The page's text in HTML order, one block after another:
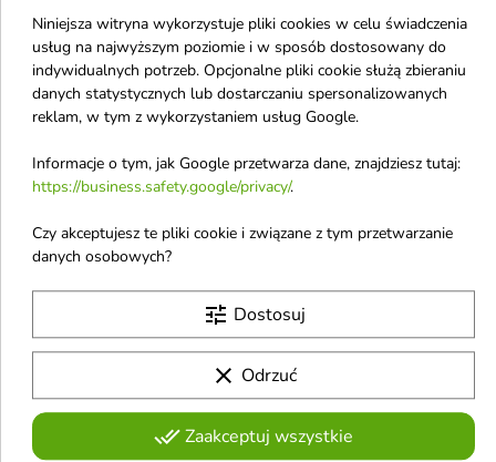
Fragrance World
French Avenue
Farmapol
Flos
Face Queen
FaceBoom
FitoKosmetik
Flavia
Niniejsza witryna wykorzystuje pliki cookies w celu świadczenia
usług na najwyższym poziomie i w sposób dostosowany do
indywidualnych potrzeb. Opcjonalne pliki cookie służą zbieraniu
danych statystycznych lub dostarczaniu spersonalizowanych
reklam, w tym z wykorzystaniem usług Google.
Informacje o tym, jak Google przetwarza dane, znajdziesz tutaj:
https://business.safety.google/privacy/.
Czy akceptujesz te pliki cookie i związane z tym przetwarzanie
danych osobowych?
tune Dostosuj
clear Odrzuć
done_allZaakceptuj wszystkie